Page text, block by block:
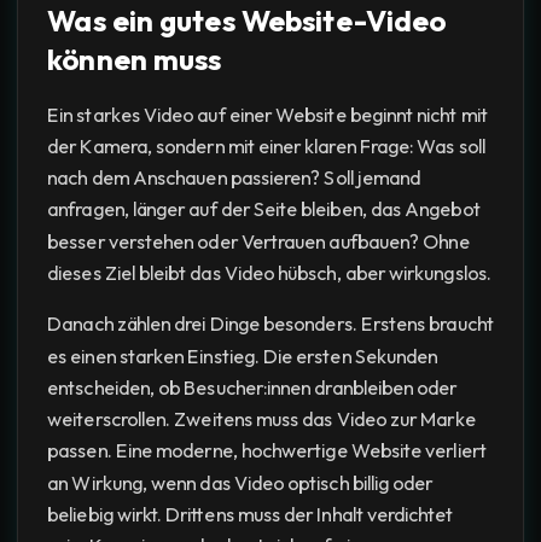
Was ein gutes Website-Video
können muss
Ein starkes Video auf einer Website beginnt nicht mit
der Kamera, sondern mit einer klaren Frage: Was soll
nach dem Anschauen passieren? Soll jemand
anfragen, länger auf der Seite bleiben, das Angebot
besser verstehen oder Vertrauen aufbauen? Ohne
dieses Ziel bleibt das Video hübsch, aber wirkungslos.
Danach zählen drei Dinge besonders. Erstens braucht
es einen starken Einstieg. Die ersten Sekunden
entscheiden, ob Besucher:innen dranbleiben oder
weiterscrollen. Zweitens muss das Video zur Marke
passen. Eine moderne, hochwertige Website verliert
an Wirkung, wenn das Video optisch billig oder
beliebig wirkt. Drittens muss der Inhalt verdichtet